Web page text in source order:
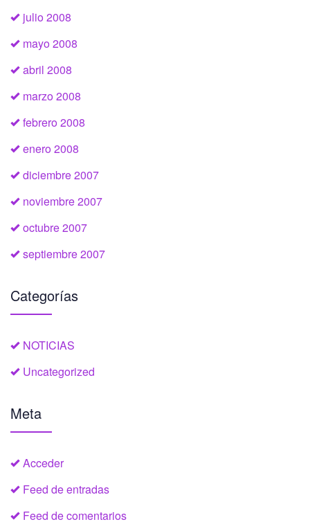
julio 2008
mayo 2008
abril 2008
marzo 2008
febrero 2008
enero 2008
diciembre 2007
noviembre 2007
octubre 2007
septiembre 2007
Categorías
NOTICIAS
Uncategorized
Meta
Acceder
Feed de entradas
Feed de comentarios